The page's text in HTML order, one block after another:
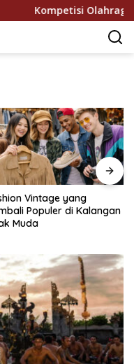
Kompetisi Olahraga
Vintage yang
Populer di Kalangan
Muda